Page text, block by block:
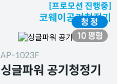
[프로모션 진행중]
코웨이공기청정기
AP-1023F
싱글파워 공기청정기